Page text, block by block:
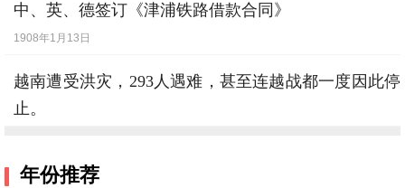
中、英、德签订《津浦铁路借款合同》
1908年1月13日
越南遭受洪灾，293人遇难，甚至连越战都一度因此停
止。
年份推荐